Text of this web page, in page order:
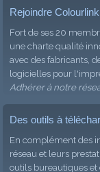
Rejoindre
Fort de ses 20
une charte qualité
avec des fabricants,
logicielles pour
Adhérer à notre
Des outils à
En complément des
réseau et leurs
outils bureautiques